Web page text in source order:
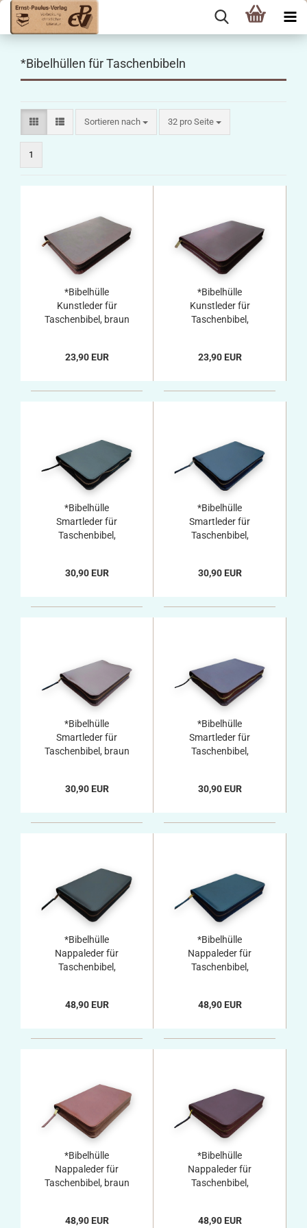
*Bibelhüllen für Taschenbibeln
Sortieren nach
Sortieren nach 32 pro Seite
pro Seite
1
*Bibelhülle
Kunstleder für
Taschenbibel, braun
23,90 EUR
*Bibelhülle
Kunstleder für
Taschenbibel,
23,90 EUR
*Bibelhülle
Smartleder für
Taschenbibel,
30,90 EUR
*Bibelhülle
Smartleder für
Taschenbibel,
30,90 EUR
*Bibelhülle
Smartleder für
Taschenbibel, braun
30,90 EUR
*Bibelhülle
Smartleder für
Taschenbibel,
30,90 EUR
*Bibelhülle
Nappaleder für
Taschenbibel,
48,90 EUR
*Bibelhülle
Nappaleder für
Taschenbibel,
48,90 EUR
*Bibelhülle
Nappaleder für
Taschenbibel, braun
48,90 EUR
*Bibelhülle
Nappaleder für
Taschenbibel,
48,90 EUR